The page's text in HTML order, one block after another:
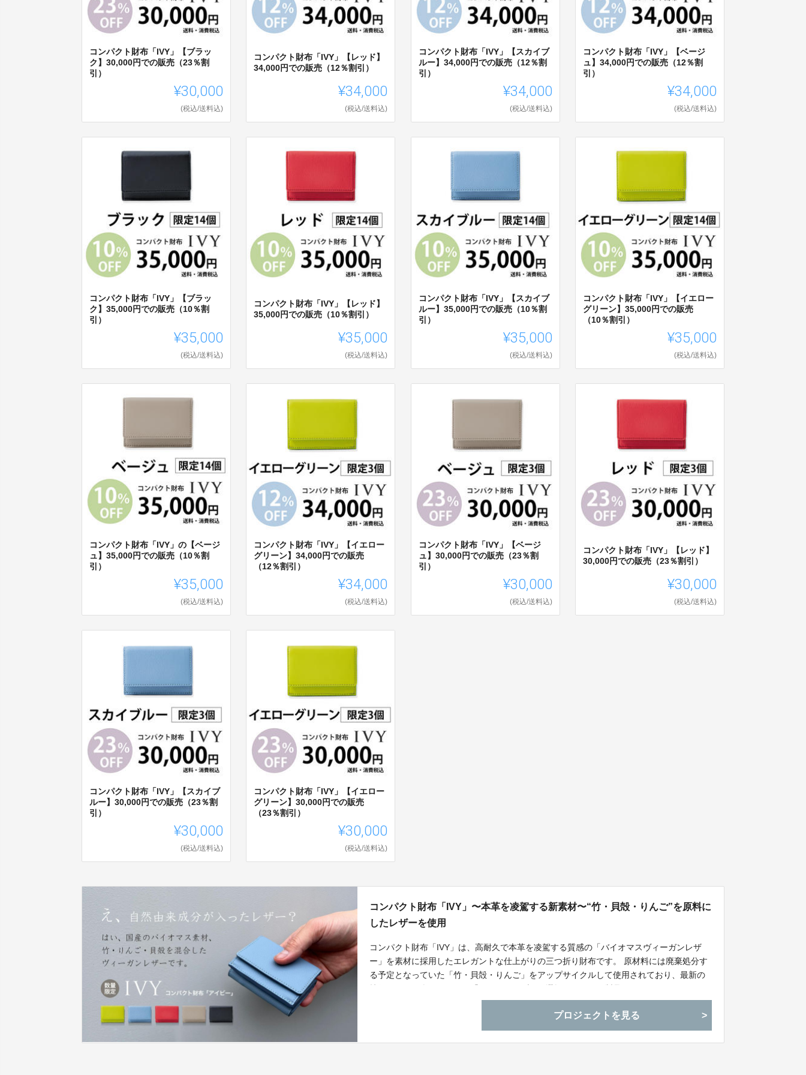
コンパクト財布「IVY」【ブラッ
ク】30,000円での販売（23％割
引）
¥30,000
(税込/送料込)
コンパクト財布「IVY」【レッド】
34,000円での販売（12％割引）
¥34,000
(税込/送料込)
コンパクト財布「IVY」【スカイブ
ルー】34,000円での販売（12％割
引）
¥34,000
(税込/送料込)
コンパクト財布「IVY」【ベージ
ュ】34,000円での販売（12％割
引）
¥34,000
(税込/送料込)
コンパクト財布「IVY」【ブラッ
ク】35,000円での販売（10％割
引）
¥35,000
(税込/送料込)
コンパクト財布「IVY」【レッド】
35,000円での販売（10％割引）
¥35,000
(税込/送料込)
コンパクト財布「IVY」【スカイブ
ルー】35,000円での販売（10％割
引）
¥35,000
(税込/送料込)
コンパクト財布「IVY」【イエロー
グリーン】35,000円での販売
（10％割引）
¥35,000
(税込/送料込)
コンパクト財布「IVY」の【ベージ
ュ】35,000円での販売（10％割
引）
¥35,000
(税込/送料込)
コンパクト財布「IVY」【イエロー
グリーン】34,000円での販売
（12％割引）
¥34,000
(税込/送料込)
コンパクト財布「IVY」【ベージ
ュ】30,000円での販売（23％割
引）
¥30,000
(税込/送料込)
コンパクト財布「IVY」【レッド】
30,000円での販売（23％割引）
¥30,000
(税込/送料込)
コンパクト財布「IVY」【スカイブ
ルー】30,000円での販売（23％割
引）
¥30,000
(税込/送料込)
コンパクト財布「IVY」【イエロー
グリーン】30,000円での販売
（23％割引）
¥30,000
(税込/送料込)
コンパクト財布「IVY」〜本革を凌駕する新素材〜“竹・貝殻・りんご”を原料に
したレザーを使用
コンパクト財布「IVY」は、高耐久で本革を凌駕する質感の「バイオマスヴィーガンレザ
ー」を素材に採用したエレガントな仕上がりの三つ折り財布です。 原材料には廃棄処分す
る予定となっていた「竹・貝殻・りんご」をアップサイクルして使用されており、最新の
プロジェクトを見る